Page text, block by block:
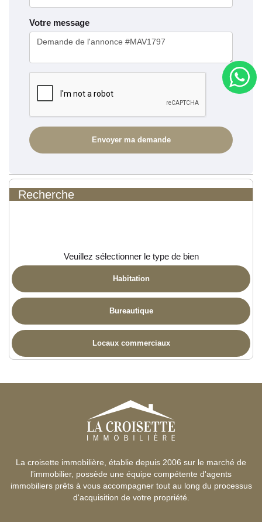
Votre message
Recherche
Veuillez sélectionner le type de bien
Habitation
Bureautique
Locaux commerciaux
La croisette immobilière, établie depuis 2006 sur le marché de
l'immobilier, possède une équipe compétente d'agents
immobiliers prêts à vous accompagner tout au long du processus
d'acquisition de votre propriété.